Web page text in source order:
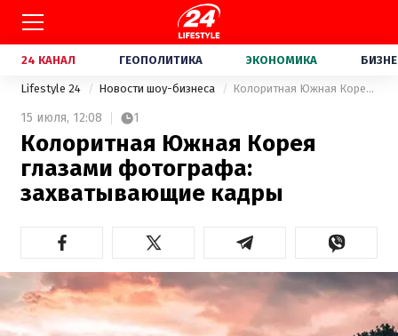
24 КАНАЛ ГЕОПОЛИТИКА ЭКОНОМИКА
Lifestyle 24 Новости шоу-бизнеса Колоритная Южная Корея глазами фотографа: захватывающие кадры
15 июля, 12:08 1
Колоритная Южная Корея
глазами фотографа:
захватывающие кадры